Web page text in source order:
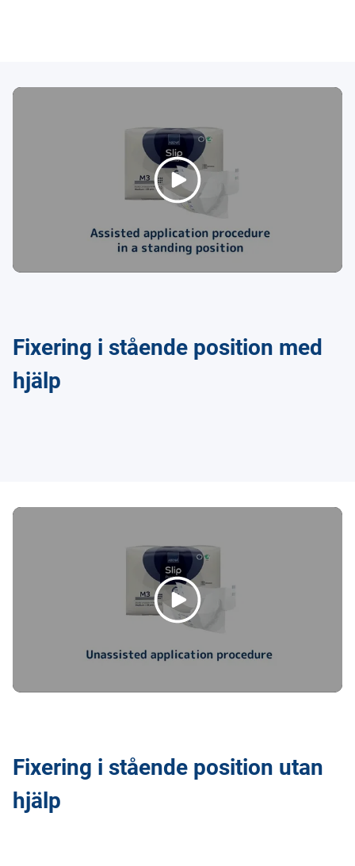
Fixering i stående position med
hjälp
Fixering i stående position utan
hjälp